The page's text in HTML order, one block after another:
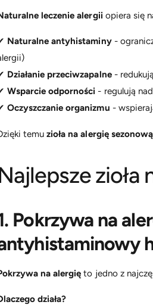
leczenie alergii opiera się
Naturalne antyhistaminy-
Działanie przeciwzapalne-
Wsparcie odporności - regulują
Oczyszczanie organizmu -
temuzioła na alergię sezonową
zioła
Pokrzywa na
na alergię to jedno z
działa?